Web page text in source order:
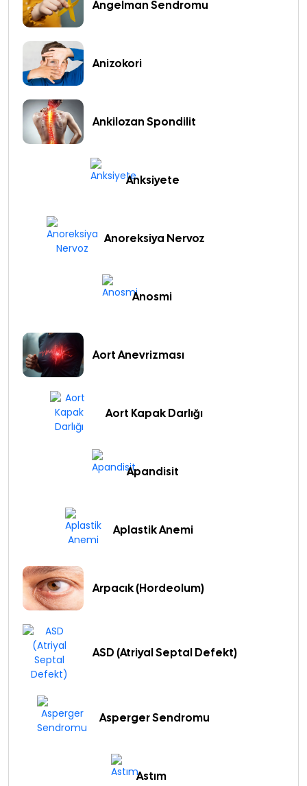
Angelman Sendromu
Anizokori
Ankilozan Spondilit
Anksiyete
Anoreksiya Nervoz
Anosmi
Aort Anevrizması
Aort Kapak Darlığı
Apandisit
Aplastik Anemi
Arpacık (Hordeolum)
ASD (Atriyal Septal Defekt)
Asperger Sendromu
Astım